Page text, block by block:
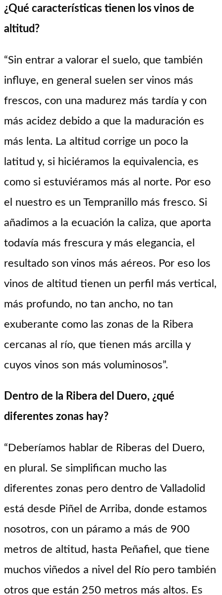
¿Qué características tienen los vinos de
altitud?
“Sin entrar a valorar el suelo, que también
influye, en general suelen ser vinos más
frescos, con una madurez más tardía y con
más acidez debido a que la maduración es
más lenta. La altitud corrige un poco la
latitud y, si hiciéramos la equivalencia, es
como si estuviéramos más al norte. Por eso
el nuestro es un Tempranillo más fresco. Si
añadimos a la ecuación la caliza, que aporta
todavía más frescura y más elegancia, el
resultado son vinos más aéreos. Por eso los
vinos de altitud tienen un perfil más vertical,
más profundo, no tan ancho, no tan
exuberante como las zonas de la Ribera
cercanas al río, que tienen más arcilla y
cuyos vinos son más voluminosos”.
Dentro de la Ribera del Duero, ¿qué
diferentes zonas hay?
“Deberíamos hablar de Riberas del Duero,
en plural. Se simplifican mucho las
diferentes zonas pero dentro de Valladolid
está desde Piñel de Arriba, donde estamos
nosotros, con un páramo a más de 900
metros de altitud, hasta Peñafiel, que tiene
muchos viñedos a nivel del Río pero también
otros que están 250 metros más altos. Es